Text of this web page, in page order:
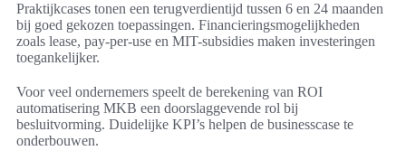
Praktijkcases tonen een terugverdientijd tussen 6 en 24 maanden
bij goed gekozen toepassingen. Financieringsmogelijkheden
zoals lease, pay-per-use en MIT-subsidies maken investeringen
toegankelijker.
Voor veel ondernemers speelt de berekening van ROI
automatisering MKB een doorslaggevende rol bij
besluitvorming. Duidelijke KPI’s helpen de businesscase te
onderbouwen.